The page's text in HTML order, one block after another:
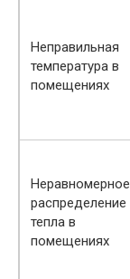
Неправильная
температура в
помещениях
Неравномерное
распределение
тепла в
помещениях